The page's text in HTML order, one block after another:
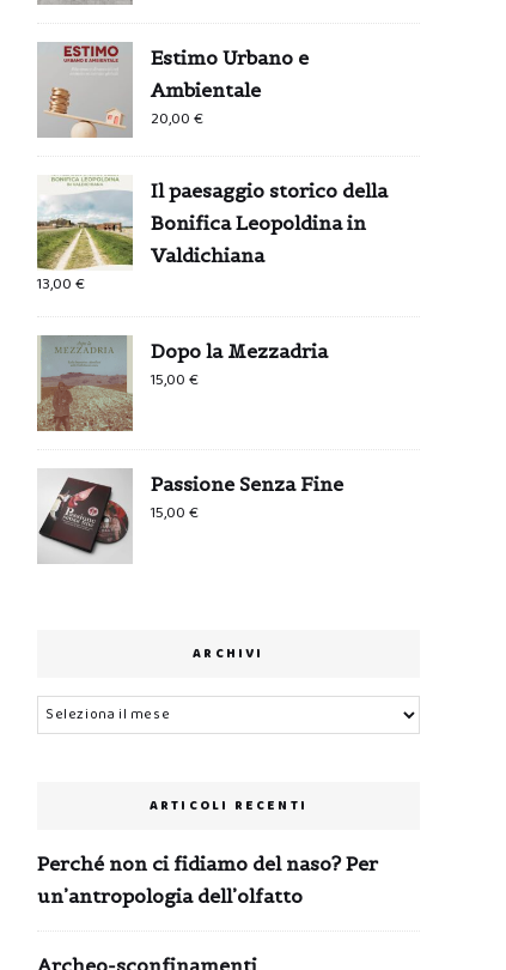
Estimo Urbano e
Ambientale
20,00€
Il paesaggio storico della
Bonifica Leopoldina in
Valdichiana
13,00€
Dopo la Mezzadria
15,00€
Passione Senza Fine
15,00€
ARCHIVI
Archivi
ARTICOLI RECENTI
Perché non ci fidiamo del naso? Per
un’antropologia dell’olfatto
Archeo-sconfinamenti